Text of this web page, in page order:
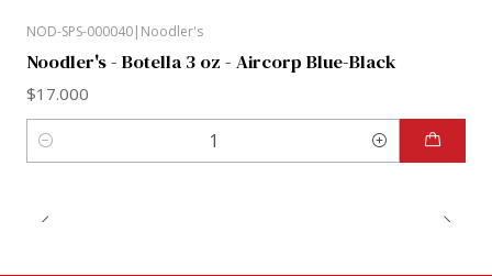
NOD-SPS-000040| Noodler's
Noodler's - Botella 3 oz - Aircorp Blue-Black
$17.000
Cantidad